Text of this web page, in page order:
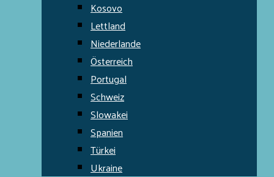
Kosovo
Lettland
Niederlande
Österreich
Portugal
Schweiz
Slowakei
Spanien
Türkei
Ukraine